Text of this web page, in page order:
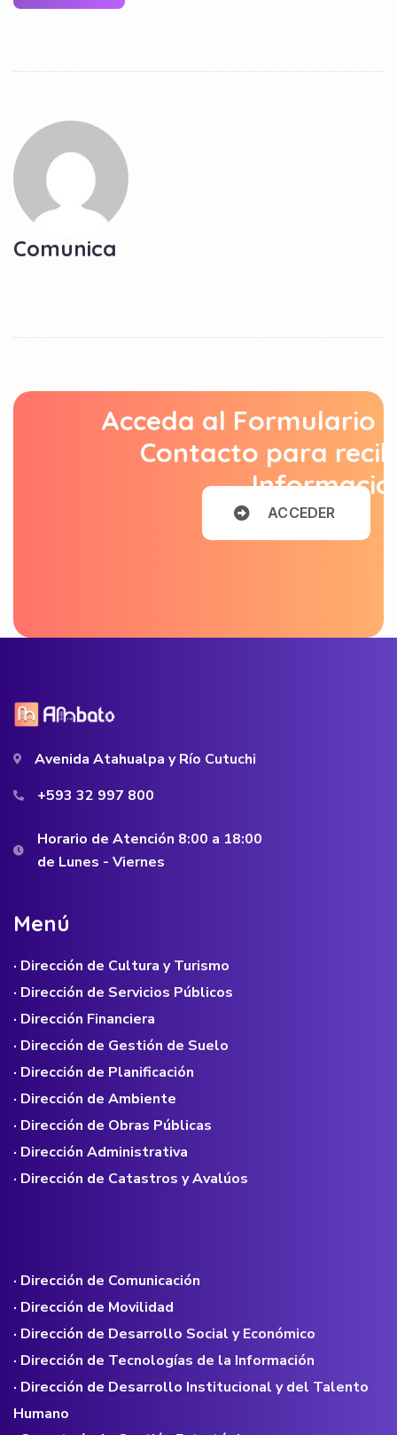
Comunica
Acceda al Formulario
Contacto para
ACCEDER
Avenida Atahualpa y Río Cutuchi
+593 32 997 800
Horario de Atención 8:00 a 18:00
de Lunes - Viernes
Menú
· Dirección de Cultura y Turismo
· Dirección de Servicios Públicos
· Dirección Financiera
· Dirección de Gestión de Suelo
· Dirección de Planificación
· Dirección de Ambiente
· Dirección de Obras Públicas
· Dirección Administrativa
· Dirección de Catastros y Avalúos
· Dirección de Comunicación
· Dirección de Movilidad
· Dirección de Desarrollo Social y Económico
· Dirección de Tecnologías de la Información
· Dirección de Desarrollo Institucional y del Talento
Humano